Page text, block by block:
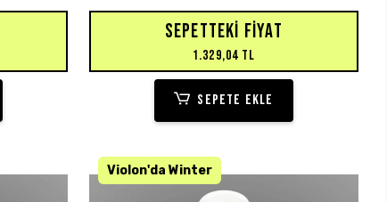
SEPETTEKI FIYAT
1.329,04 TL
SEPETE EKLE